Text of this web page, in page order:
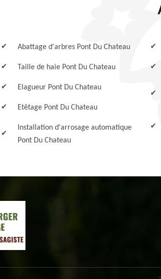
Abattage d'arbres Pont Du Chateau
Taille de haie Pont Du Chateau
Elagueur Pont Du Chateau
Etêtage Pont Du Chateau
Installation d'arrosage automatique
Pont Du Chateau